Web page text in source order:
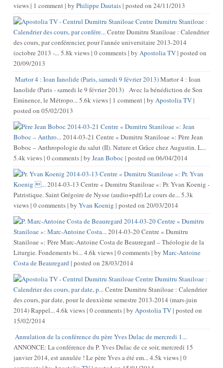
views| 1 comment| by Philippe Dautais| posted on 24/11/2013
Centre Dumitru Staniloae :
Calendrier des cours, par confére...Centre Dumitru Staniloae : Calendrier
des cours, par conférencier, pour l'année universitaire 2013-2014
(octobre 2013 -...5.8k views| 0 comments| by Apostolia TV| posted on
20/09/2013
Martor 4 : Ioan Ianolide (Paris, samedi 9 février 2013)Martor 4 : Ioan
Ianolide (Paris - samedi le 9 février 2013) Avec la bénédiction de Son
Eminence, le Métropo...5.6k views| 1 comment| by Apostolia TV|
posted on 05/02/2013
2014-03-21 Centre « Dumitru Staniloae »: Jean
Boboc – Anthro...2014-03-21 Centre « Dumitru Staniloae »: Père Jean
Boboc – Anthropologie du salut (II). Nature et Grâce chez Augustin. L...
5.4k views| 0 comments| by Jean Boboc | posted on 06/04/2014
2014-03-13 Centre « Dumitru Staniloae »: Pr. Yvan
Koenig ...2014-03-13 Centre « Dumitru Staniloae »: Pr. Yvan Koenig -
Patristique. Saint Grégoire de Nysse (audio+pdf) Le cours de...5.3k
views| 0 comments| by Yvan Koenig | posted on 20/03/2014
2014-03-20 Centre « Dumitru
Staniloae »: Marc-Antoine Costa...2014-03-20 Centre « Dumitru
Staniloae »: Père Marc-Antoine Costa de Beauregard – Théologie de la
Liturgie. Fondements bi...4.6k views| 0 comments| by Marc-Antoine
Costa de Beauregard | posted on 28/03/2014
Centre Dumitru Staniloae :
Calendrier des cours, par date, p...Centre Dumitru Staniloae : Calendrier
des cours, par date, pour le deuxième semestre 2013-2014 (mars-juin
2014) Rappel...4.6k views| 0 comments| by Apostolia TV| posted on
15/02/2014
Annulation de la conférence du père Yves Dulac de mercredi 1...
ANNONCE: La conférence du P. Yves Dulac de ce soir, mercredi 15
janvier 2014, est annulée ! Le père Yves a été em...4.5k views| 0